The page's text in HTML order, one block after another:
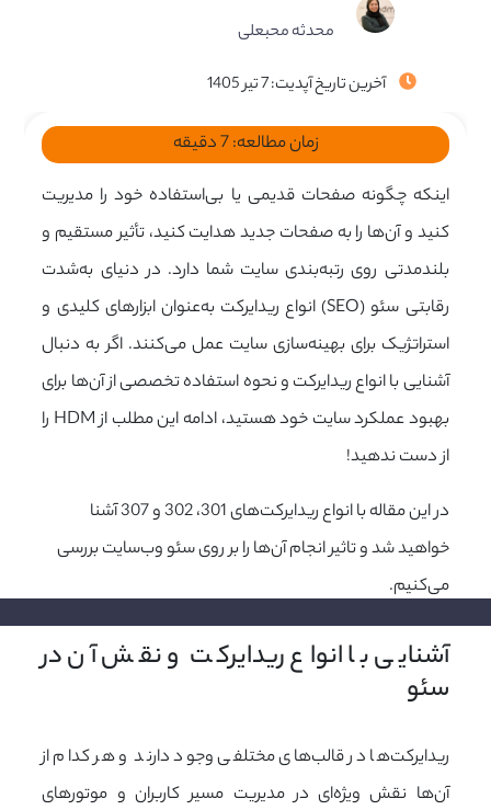
محدثه محبعلی
آخرین تاریخ آپدیت: 7 تیر 1405
زمان مطالعه:7دقیقه
اینکه چگونه صفحات قدیمی یا بی‌استفاده خود را مدیریت
کنید و آن‌ها را به صفحات جدید هدایت کنید، تأثیر مستقیم و
بلندمدتی روی رتبه‌بندی سایت شما دارد. در دنیای به‌شدت
رقابتی سئو (SEO) انواع ریدایرکت به‌عنوان ابزارهای کلیدی و
استراتژیک برای بهینه‌سازی سایت عمل می‌کنند. اگر به دنبال
آشنایی با انواع ریدایرکت و نحوه استفاده تخصصی از آن‌ها برای
بهبود عملکرد سایت خود هستید، ادامه این مطلب از HDM را
از دست ندهید!
در این مقاله با انواع ریدایرکت‌های 301، 302 و 307 آشنا
خواهید شد و تاثیر انجام آن‌ها را بر روی سئو وب‌سایت بررسی
می‌کنیم.
آشنایی با انواع ریدایرکت و نقش آن در
سئو
ریدایرکت‌ها در قالب‌های مختلفی وجود دارند و هر کدام از
آن‌ها نقش ویژه‌ای در مدیریت مسیر کاربران و موتورهای